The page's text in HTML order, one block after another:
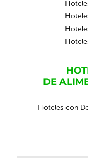
DE
Hoteles con